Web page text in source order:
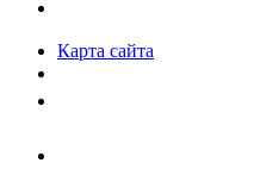
Карта сайта